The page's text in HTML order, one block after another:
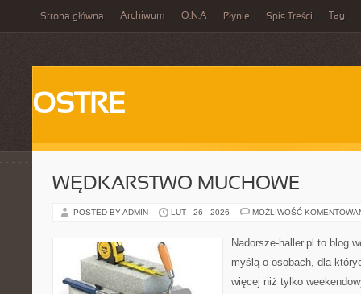
Strona główna Archiwum O.N.A Płynie Spis Treści Tagi
OSTRE
WĘDKARSTWO MUCHOWE
POSTED BY ADMIN LUT - 26 - 2026 MOŻLIWOŚĆ
Nadorsze-haller.pl to blog
myślą o osobach, dla
więcej niż tylko